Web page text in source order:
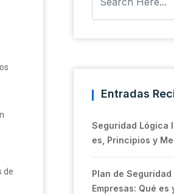
de
Entradas
Seguridad Lógica
es, Principios y
Plan de
Empresas: Qué es